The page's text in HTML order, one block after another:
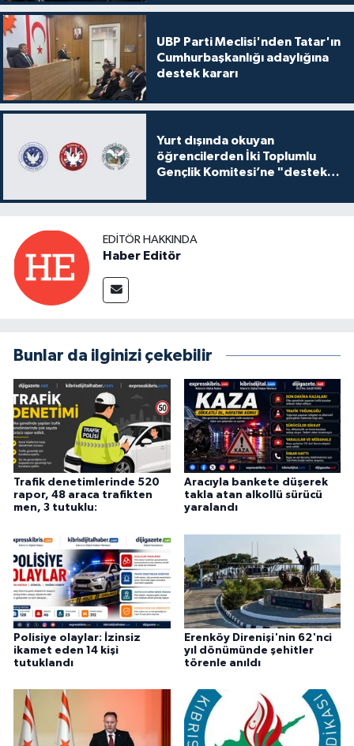
UBP Parti Meclisi'nden Tatar'ın
Cumhurbaşkanlığı adaylığına
destek kararı
Yurt dışında okuyan
öğrencilerden İki Toplumlu
Gençlik Komitesi’ne "destek
EDITÖR HAKKINDA
Haber Editör
Bunlar da ilginizi çekebilir
Trafik denetimlerinde 520
rapor, 48 araca trafikten
men, 3 tutuklu:
Aracıyla bankete düşerek
takla atan alkollü sürücü
yaralandı
Polisiye olaylar: İzinsiz
ikamet eden 14 kişi
tutuklandı
Erenköy Direnişi'nin 62'nci
yıl dönümünde şehitler
törenle anıldı